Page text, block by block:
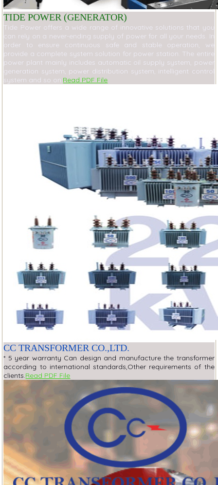
TIDE POWER (GENERATOR)
Tide Power offers a wide range of innovative solutions that you
can rely on a never-ending supply of power for all your needs. In
order to ensure continuous safe and stable operation, we
provide a complete system solution for power station. The entire
power plant mainly includes automatic oil supply system, power
generation system, power distribution system, intelligent control
system and so on. Read PDF File
CC TRANSFORMER CO.,LTD.
* 5 year warranty Can design and manufacture the transformer
according to international standards,Other requirements of the
clients.Read PDF File